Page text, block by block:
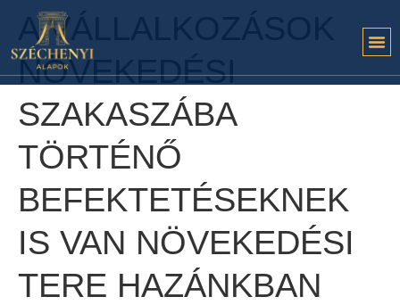
A VÁLLALKOZÁSOK
NÖVEKEDÉSI
SZAKASZÁBA
TÖRTÉNŐ
BEFEKTETÉSEKNEK
IS VAN NÖVEKEDÉSI
TERE HAZÁNKBAN